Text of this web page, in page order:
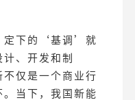
定下的‘基调’就
、开发和制
仅是一个商业行
当下，我国新能